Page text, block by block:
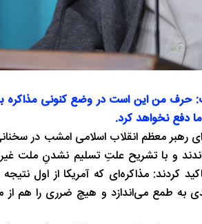
حرف من این است در وضع کنونی مذاکره
دفع نخواهد کرد.
رهبر معظم انقلاب اسلامی امشب در
و با تشریح علتِ تسلیم نشدنِ ملت
کردند: مذاکره‌ای که آمریکا از اول
طمع می‌اندازد و هیچ ضرری را هم از